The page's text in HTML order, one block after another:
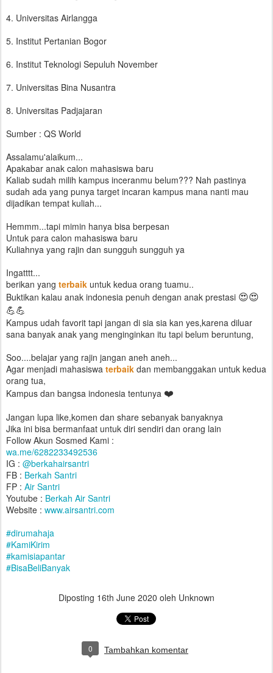
4. Universitas Airlangga
5. Institut Pertanian Bogor
6. Institut Teknologi Sepuluh November
7. Universitas Bina Nusantra
8. Universitas Padjajaran
Sumber : QS World
Assalamu'alaikum...
Apakabar anak calon mahasiswa baru
Kaliab sudah milih kampus inceranmu belum??? Nah pastinya
sudah ada yang punya target incaran kampus mana nanti mau
dijadikan tempat kuliah...
Hemmm...tapi mimin hanya bisa berpesan
Untuk para calon mahasiswa baru
Kuliahnya yang rajin dan sungguh sungguh ya
Ingatttt...
berikan yang terbaik untuk kedua orang tuamu..
Buktikan kalau anak indonesia penuh dengan anak prestasi 😍😍
💪💪
Kampus udah favorit tapi jangan di sia sia kan yes,karena diluar
sana banyak anak yang menginginkan itu tapi belum beruntung,
Soo....belajar yang rajin jangan aneh aneh...
Agar menjadi mahasiswa terbaik dan membanggakan untuk kedua
orang tua,
Kampus dan bangsa indonesia tentunya ❤️
Jangan lupa like,komen dan share sebanyak banyaknya
Jika ini bisa bermanfaat untuk diri sendiri dan orang lain
Follow Akun Sosmed Kami :
wa.me/6282233492536
IG : @berkahairsantri
FB : Berkah Santri
FP : Air Santri
Youtube : Berkah Air Santri
Website : www.airsantri.com
#dirumahaja
#KamiKirim
#kamisiapantar
#BisaBeliBanyak
Diposting 16th June 2020 oleh Unknown
0 Tambahkan komentar